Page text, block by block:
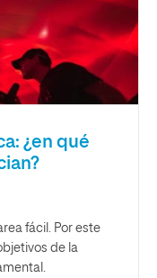
¿en qué
fácil. Por este
de la